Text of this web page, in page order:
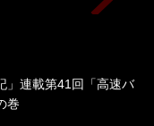
」連載第41回「高速バ
巻